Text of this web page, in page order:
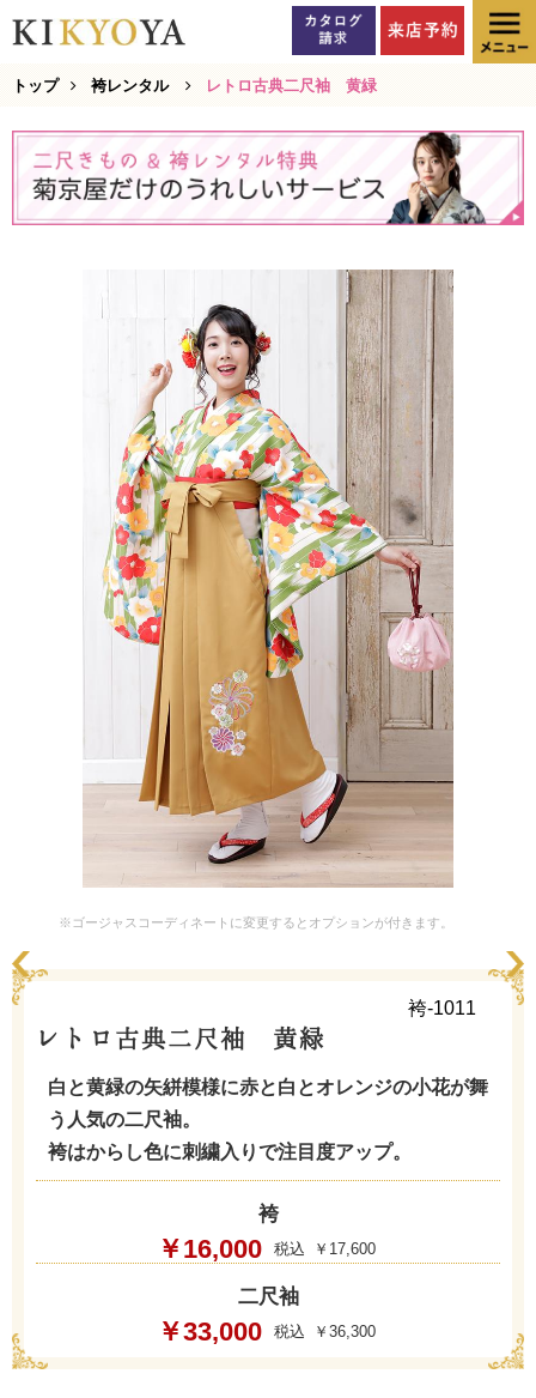
トップ 袴レンタル レトロ古典二尺袖 黄緑
※ゴージャスコーディネートに変更するとオプションが付きます。
袴-1011
レトロ古典二尺袖 黄緑
白と黄緑の矢絣模様に赤と白とオレンジの小花が舞
う人気の二尺袖。
袴はからし色に刺繍入りで注目度アップ。
袴
￥16,000 ￥17,600
二尺袖
￥33,000 ￥36,300